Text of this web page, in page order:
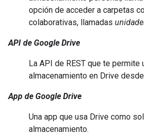
opción de acceder a carpetas
colaborativas, llamadas
API de Google Drive
La API de REST que te permite
almacenamiento en Drive
App de Google Drive
Una app que usa Drive como
almacenamiento.